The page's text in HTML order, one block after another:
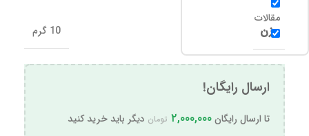
مقالات
وزن 10 گرم
ارسال رایگان!
تا ارسال رایگان۲,۰۰۰,۰۰۰ تومان دیگر باید خرید کنید